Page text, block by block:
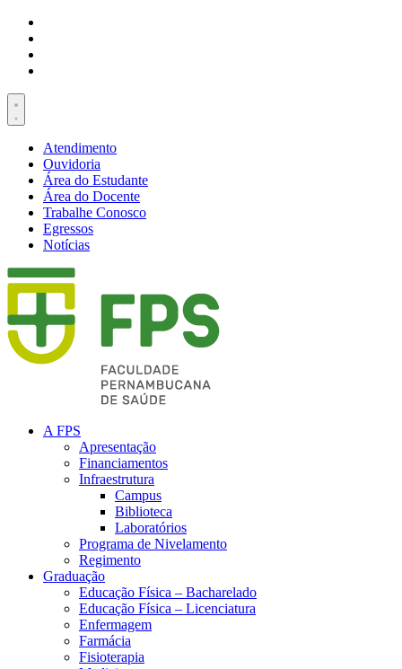
Atendimento
Ouvidoria
Área do Estudante
Área do Docente
Trabalhe Conosco
Egressos
Notícias
A FPS
Apresentação
Financiamentos
Infraestrutura
Campus
Biblioteca
Laboratórios
Programa de Nivelamento
Regimento
Graduação
Educação Física – Bacharelado
Educação Física – Licenciatura
Enfermagem
Farmácia
Fisioterapia